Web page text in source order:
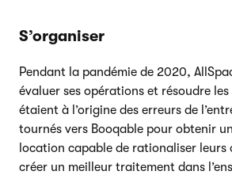
S’organiser
Pendant la pandémie de 2020,
évaluer ses opérations et résoudre
étaient à l’origine des erreurs de
tournés vers Booqable pour obtenir
location capable de rationaliser leurs
créer un meilleur traitement dans